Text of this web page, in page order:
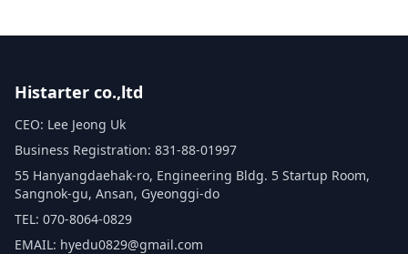
Histarter co.,ltd
CEO: Lee Jeong Uk
Business Registration: 831-88-01997
55 Hanyangdaehak-ro, Engineering Bldg. 5 Startup Room,
Sangnok-gu, Ansan, Gyeonggi-do
TEL: 070-8064-0829
EMAIL: hyedu0829@gmail.com